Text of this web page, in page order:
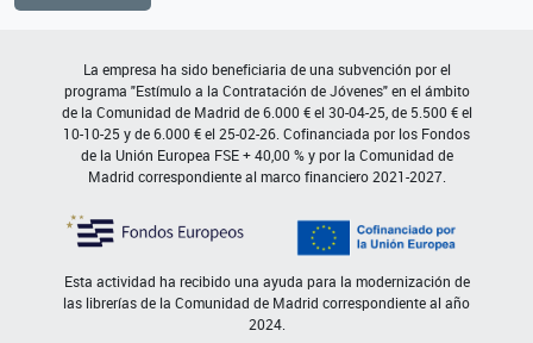
La empresa ha sido beneficiaria de una subvención por el
programa "Estímulo a la Contratación de Jóvenes" en el ámbito
de la Comunidad de Madrid de 6.000 € el 30-04-25, de 5.500 € el
10-10-25 y de 6.000 € el 25-02-26. Cofinanciada por los Fondos
de la Unión Europea FSE + 40,00 % y por la Comunidad de
Madrid correspondiente al marco financiero 2021-2027.
Esta actividad ha recibido una ayuda para la modernización de
las librerías de la Comunidad de Madrid correspondiente al año
2024.